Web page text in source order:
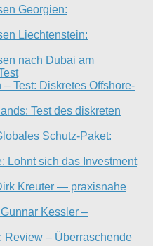
Georgien:
Liechtenstein:
nach Dubai am
Test: Diskretes Offshore-
Test des diskreten
Schutz-Paket:
Lohnt sich das Investment
Kreuter — praxisnahe
Kessler –
Review – Überraschende